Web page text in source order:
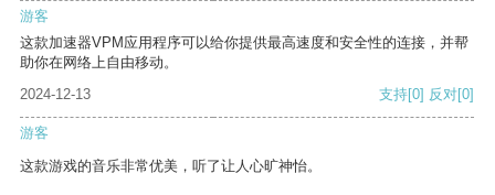
游客
这款加速器VPM应用程序可以给你提供最高速度和安全性的连接，并帮
助你在网络上自由移动。
2024-12-13
支持[0] 反对[0]
游客
这款游戏的音乐非常优美，听了让人心旷神怡。